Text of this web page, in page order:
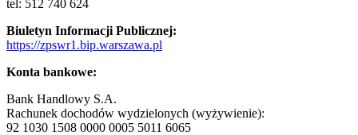
tel: 512 740 624
Biuletyn Informacji Publicznej:
https://zpswr1.bip.warszawa.pl
Konta bankowe:
Bank Handlowy S.A.
Rachunek dochodów wydzielonych (wyżywienie):
92 1030 1508 0000 0005 5011 6065